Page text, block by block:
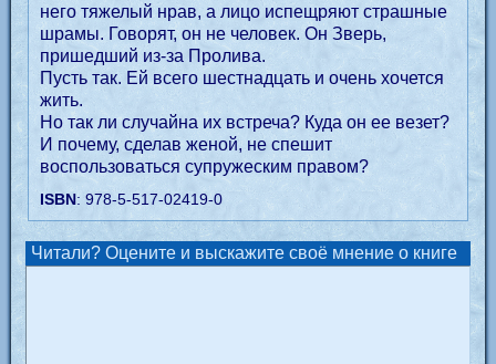
него тяжелый нрав, а лицо испещряют страшные
шрамы. Говорят, он не человек. Он Зверь,
пришедший из-за Пролива.
Пусть так. Ей всего шестнадцать и очень хочется
жить.
Но так ли случайна их встреча? Куда он ее везет?
И почему, сделав женой, не спешит
воспользоваться супружеским правом?
ISBN: 978-5-517-02419-0
Читали? Оцените и выскажите своё мнение о книге